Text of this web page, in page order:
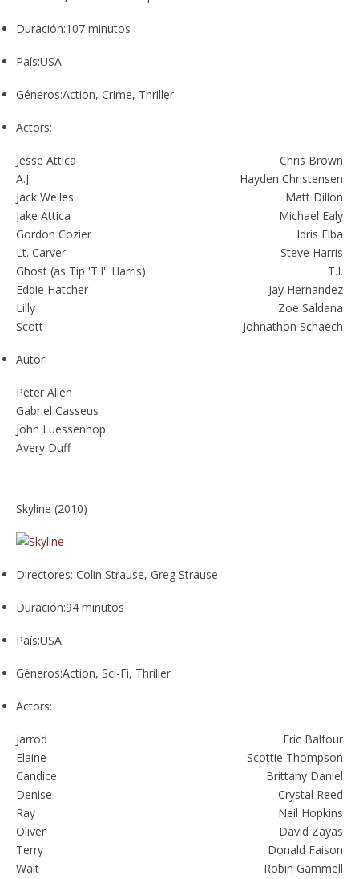
Duración:107 minutos
País:USA
Géneros:Action, Crime, Thriller
Actors:
Jesse Attica
Chris Brown
A.J.
Hayden Christensen
Jack Welles
Matt Dillon
Jake Attica
Michael Ealy
Gordon Cozier
Idris Elba
Lt. Carver
Steve Harris
Ghost (as Tip 'T.I'. Harris)
T.I.
Eddie Hatcher
Jay Hernandez
Lilly
Zoe Saldana
Scott
Johnathon Schaech
Autor:
Peter Allen
Gabriel Casseus
John Luessenhop
Avery Duff
Skyline (2010)
Directores: Colin Strause, Greg Strause
Duración:94 minutos
País:USA
Géneros:Action, Sci-Fi, Thriller
Actors:
Jarrod
Eric Balfour
Elaine
Scottie Thompson
Candice
Brittany Daniel
Denise
Crystal Reed
Ray
Neil Hopkins
Oliver
David Zayas
Terry
Donald Faison
Walt
Robin Gammell